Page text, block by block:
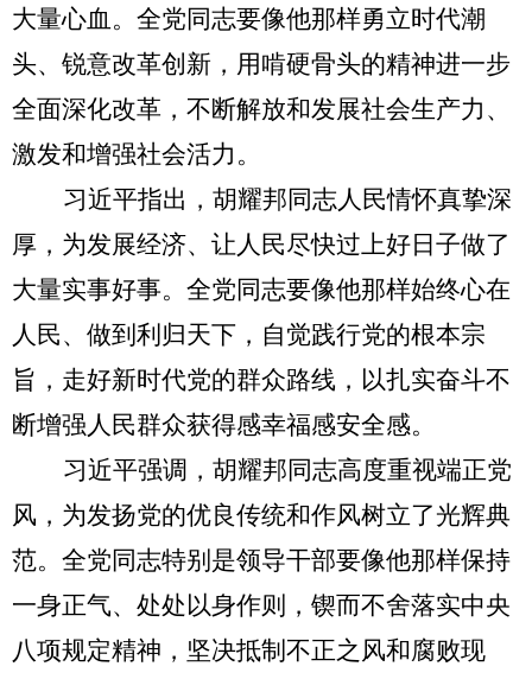
大量心血。全党同志要像他那样勇立时代潮
头、锐意改革创新，用啃硬骨头的精神进一步
全面深化改革，不断解放和发展社会生产力、
激发和增强社会活力。
习近平指出，胡耀邦同志人民情怀真挚深
厚，为发展经济、让人民尽快过上好日子做了
大量实事好事。全党同志要像他那样始终心在
人民、做到利归天下，自觉践行党的根本宗
旨，走好新时代党的群众路线，以扎实奋斗不
断增强人民群众获得感幸福感安全感。
习近平强调，胡耀邦同志高度重视端正党
风，为发扬党的优良传统和作风树立了光辉典
范。全党同志特别是领导干部要像他那样保持
一身正气、处处以身作则，锲而不舍落实中央
八项规定精神，坚决抵制不正之风和腐败现